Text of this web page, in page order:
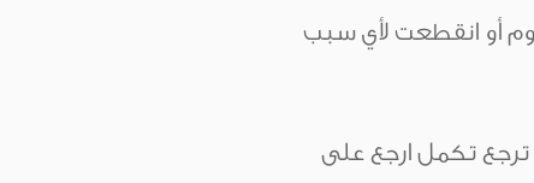
أو انقطعت لأي سبب
ترجع تكمل ارجع على